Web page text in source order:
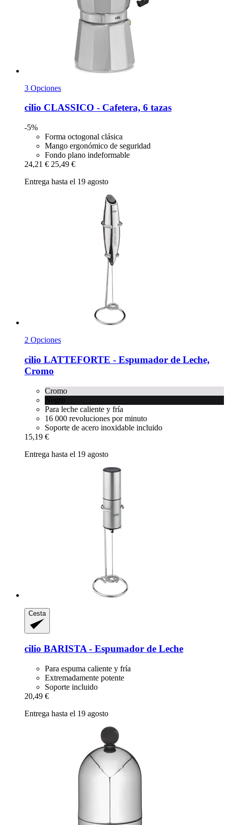
3 Opciones
cilio CLASSICO -​ Cafetera, 6 tazas
-5%
Forma octogonal clásica
Mango ergonómico de seguridad
Fondo plano indeformable
24,21 € 25,49 €
Entrega hasta el 19 agosto
2 Opciones
cilio LATTEFORTE -​ Espumador de Leche,
Cromo
Cromo
Negro
Para leche caliente y fría
16 000 revoluciones por minuto
Soporte de acero inoxidable incluido
15,19 €
Entrega hasta el 19 agosto
Cesta
cilio BARISTA -​ Espumador de Leche
Para espuma caliente y fría
Extremadamente potente
Soporte incluido
20,49 €
Entrega hasta el 19 agosto